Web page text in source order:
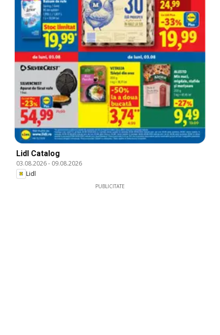
Lidl Catalog
03.08.2026- 09.08.2026
Lidl
PUBLICITATE